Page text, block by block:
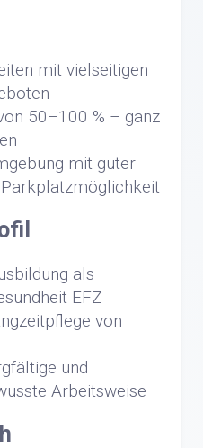
mit vielseitigen
50–100 % – ganz
mit guter
als
EFZ
von
und
Arbeitsweise